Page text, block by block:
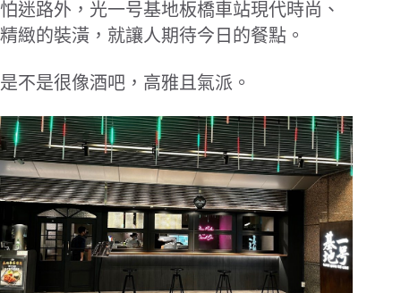
怕迷路外，光一号基地板橋車站現代時尚、
精緻的裝潢，就讓人期待今日的餐點。
是不是很像酒吧，高雅且氣派。